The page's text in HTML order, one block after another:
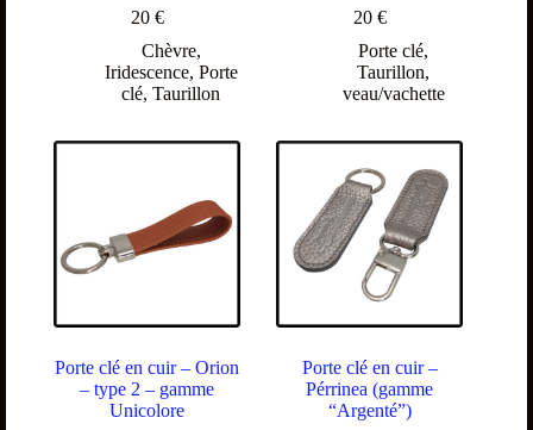
20 €
Chèvre,
Iridescence, Porte
clé,Taurillon
20 €
Porte clé,
Taurillon,
veau/vachette
Porte clé en cuir – Orion
– type 2 – gamme
Unicolore
Porte clé en cuir –
Pérrinea (gamme
“Argenté”)